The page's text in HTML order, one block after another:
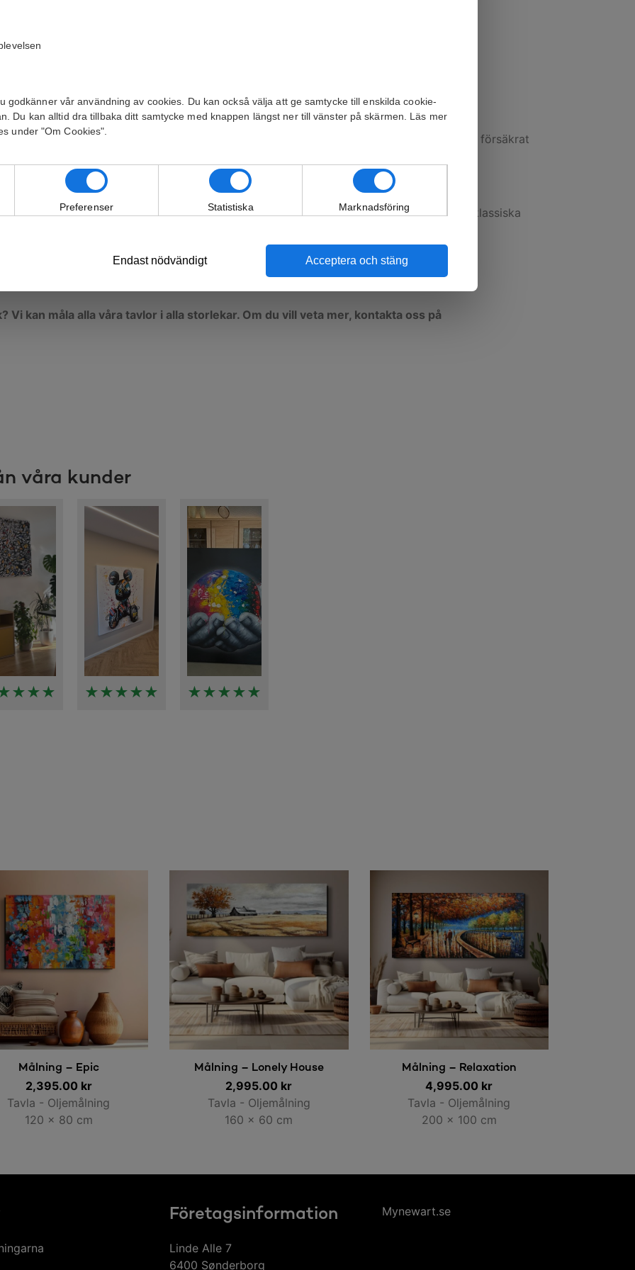
Ja
blir levererad 2-4 vardagar efter att vi har mottagit din beställning. Tavlan skickas försäkrat
av våra duktiga konstnärer. Det är inte ett tryck eller något liknande. Oljefärg är den klassiska
av sitt goda färgdjup.
kan hängas direkt på väggen.
Vi kan måla alla våra tavlor i alla storlekar. Om du vill veta mer, kontakta oss på
våra kunder
★★★★★ ★★★★★
Lägg till i varukorg
Målning – Epic
2,395.00 kr
Tavla - Oljemålning
120 x 80 cm
Lägg till i varukorg
Målning – Lonely House
2,995.00 kr
Tavla - Oljemålning
160 x 60 cm
Lägg till i varukorg
Målning – Relaxation
4,995.00 kr
Tavla - Oljemålning
200 x 100 cm
Företagsinformation
Linde Alle 7
6400 Sønderborg
Mynewart.se
godkänner vår användning av cookies. Du kan också välja att ge samtycke till enskilda cookie-
Du kan alltid dra tillbaka ditt samtycke med knappen längst ner till vänster på skärmen. Läs mer
under "Om Cookies".
Preferenser Statistiska Marknadsföring
Endast nödvändigt Acceptera och stäng